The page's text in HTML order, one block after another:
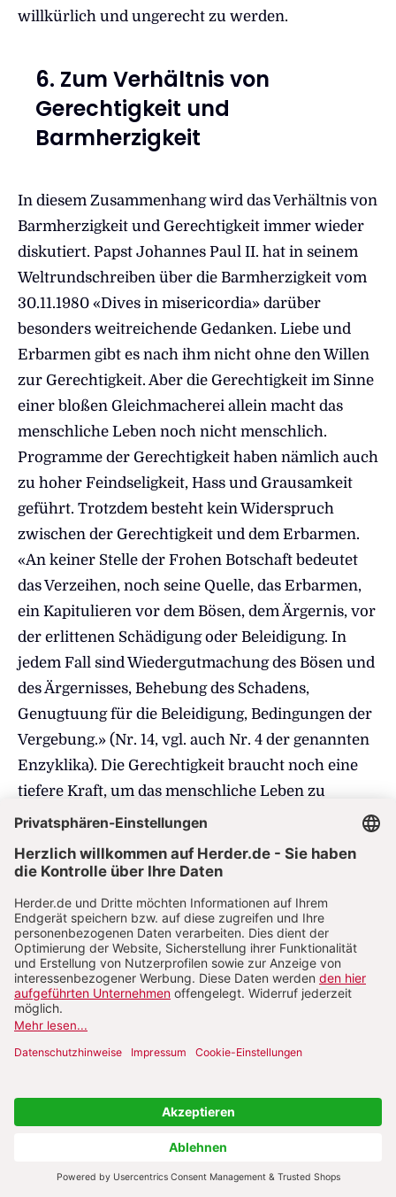
willkürlich und ungerecht zu werden.
6. Zum Verhältnis von
Gerechtigkeit und
Barmherzigkeit
In diesem Zusammenhang wird das Verhältnis von
Barmherzigkeit und Gerechtigkeit immer wieder
diskutiert. Papst Johannes Paul II. hat in seinem
Weltrundschreiben über die Barmherzigkeit vom
30.11.1980 «Dives in misericordia» darüber
besonders weitreichende Gedanken. Liebe und
Erbarmen gibt es nach ihm nicht ohne den Willen
zur Gerechtigkeit. Aber die Gerechtigkeit im Sinne
einer bloßen Gleichmacherei allein macht das
menschliche Leben noch nicht menschlich.
Programme der Gerechtigkeit haben nämlich auch
zu hoher Feindseligkeit, Hass und Grausamkeit
geführt. Trotzdem besteht kein Widerspruch
zwischen der Gerechtigkeit und dem Erbarmen.
«An keiner Stelle der Frohen Botschaft bedeutet
das Verzeihen, noch seine Quelle, das Erbarmen,
ein Kapitulieren vor dem Bösen, dem Ärgernis, vor
der erlittenen Schädigung oder Beleidigung. In
jedem Fall sind Wiedergutmachung des Bösen und
des Ärgernisses, Behebung des Schadens,
Genugtuung für die Beleidigung, Bedingungen der
Vergebung.» (Nr. 14, vgl. auch Nr. 4 der genannten
Enzyklika). Die Gerechtigkeit braucht noch eine
tiefere Kraft, um das menschliche Leben zu
prägen. Sie verdankt sich in ihrem Wesen noch
allem in den zwischenmenschlichen Beziehungen.
und ehrfurchtsloser Gerechtigkeit, in deren
Namen jeder dem anderen gegenüber nur seine
Rechte einfordert» (Nr. 14). Die Welt kann nur
dann menschlicher werden, wie es «Gaudium et
spes» fordert, «wenn wir in den vielgestaltigen
Bereich der zwischenmenschlichen und sozialen
‹erbarmende Liebe› hineintragen, welche die
messianische Botschaft des Evangeliums
ausmacht» (Nr. 14 und GS 40). Jesus Christus
selbst hat in seinem Leben und Sterben das